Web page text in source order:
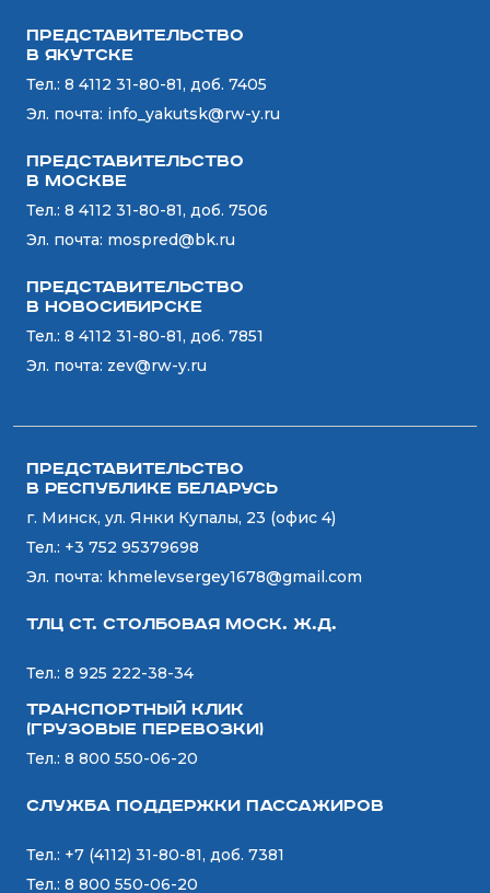
Представительство
в Якутске
Тел.: 8 4112 31-80-81, доб. 7405
Эл. почта: info_yakutsk@rw-y.ru
Представительство
в Москве
Тел.: 8 4112 31-80-81, доб. 7506
Эл. почта: mospred@bk.ru
Представительство
в Новосибирске
Тел.: 8 4112 31-80-81, доб. 7851
Эл. почта: zev@rw-y.ru
Представительство
в Республике Беларусь
г. Минск, ул. Янки Купалы, 23 (офис 4)
Тел.: +3 752 95379698
Эл. почта: khmelevsergey1678@gmail.com
ТЛЦ ст. СТОЛБОВАЯ Моск. Ж.Д.
Тел.: 8 925 222-38-34
Транспортный Клик
(Грузовые перевозки)
Тел.: 8 800 550-06-20
Служба поддержки пассажиров
Тел.: +7 (4112) 31-80-81, доб. 7381
Тел.: 8 800 550-06-20